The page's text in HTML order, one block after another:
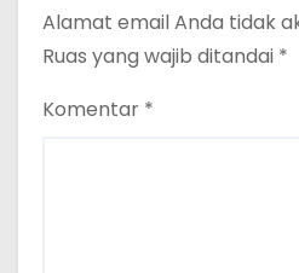
Alamat email Anda tidak
Ruas yang wajib ditandai *
Komentar *